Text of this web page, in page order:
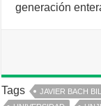
generación
Tags JAVIER BACH